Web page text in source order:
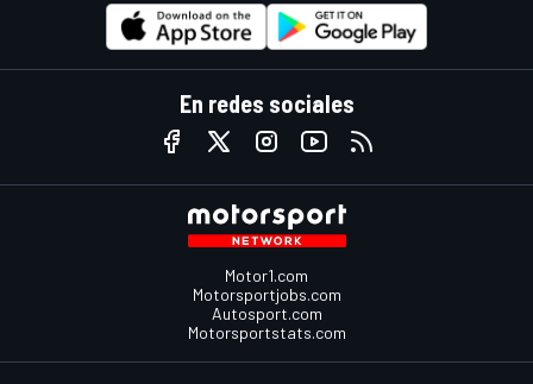
En redes sociales
Motor1.com
Motorsportjobs.com
Autosport.com
Motorsportstats.com